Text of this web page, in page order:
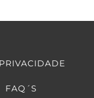
FAQ´S